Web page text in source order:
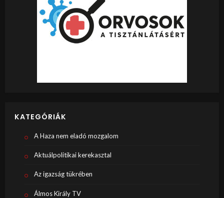
KATEGÓRIÁK
A Haza nem eladó mozgalom
Aktuálpolitikai kerekasztal
Az igazság tükrében
Álmos Király TV